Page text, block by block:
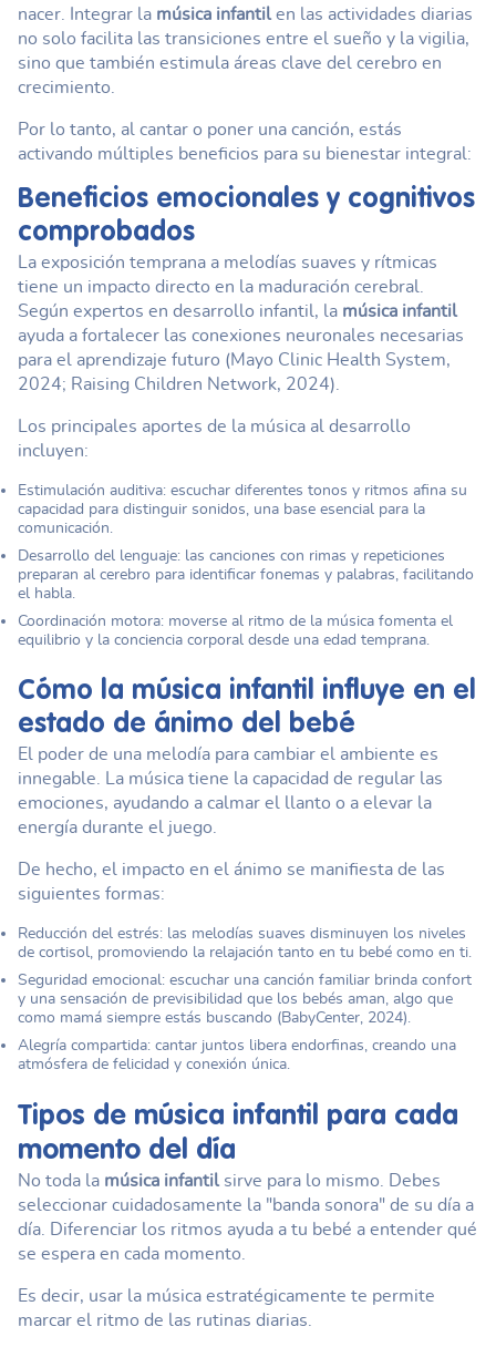
nacer. Integrar la música infantil en las actividades diarias
no solo facilita las transiciones entre el sueño y la vigilia,
sino que también estimula áreas clave del cerebro en
crecimiento.
Por lo tanto, al cantar o poner una canción, estás
activando múltiples beneficios para su bienestar integral:
Beneficios emocionales y cognitivos
comprobados
La exposición temprana a melodías suaves y rítmicas
tiene un impacto directo en la maduración cerebral.
Según expertos en desarrollo infantil, la música infantil
ayuda a fortalecer las conexiones neuronales necesarias
para el aprendizaje futuro (Mayo Clinic Health System,
2024; Raising Children Network, 2024).
Los principales aportes de la música al desarrollo
incluyen:
Estimulación auditiva: escuchar diferentes tonos y ritmos afina su
capacidad para distinguir sonidos, una base esencial para la
comunicación.
Desarrollo del lenguaje: las canciones con rimas y repeticiones
preparan al cerebro para identificar fonemas y palabras, facilitando
el habla.
Coordinación motora: moverse al ritmo de la música fomenta el
equilibrio y la conciencia corporal desde una edad temprana.
Cómo la música infantil influye en el
estado de ánimo del bebé
El poder de una melodía para cambiar el ambiente es
innegable. La música tiene la capacidad de regular las
emociones, ayudando a calmar el llanto o a elevar la
energía durante el juego.
De hecho, el impacto en el ánimo se manifiesta de las
siguientes formas:
Reducción del estrés: las melodías suaves disminuyen los niveles
de cortisol, promoviendo la relajación tanto en tu bebé como en ti.
Seguridad emocional: escuchar una canción familiar brinda confort
y una sensación de previsibilidad que los bebés aman, algo que
como mamá siempre estás buscando (BabyCenter, 2024).
Alegría compartida: cantar juntos libera endorfinas, creando una
atmósfera de felicidad y conexión única.
Tipos de música infantil para cada
momento del día
No toda la música infantil sirve para lo mismo. Debes
seleccionar cuidadosamente la "banda sonora" de su día a
día. Diferenciar los ritmos ayuda a tu bebé a entender qué
se espera en cada momento.
Es decir, usar la música estratégicamente te permite
marcar el ritmo de las rutinas diarias.